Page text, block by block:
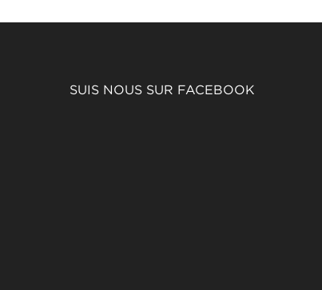
SUIS NOUS SUR FACEBOOK